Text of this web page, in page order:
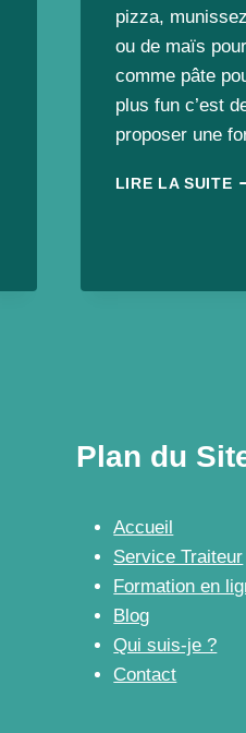
pizza,
ou de maïs
comme pâte
plus fun c’est
proposer une
LIRE LA SUITE
Plan du
Accueil
Service Traiteur
Formation en
Blog
Qui suis-je ?
Contact